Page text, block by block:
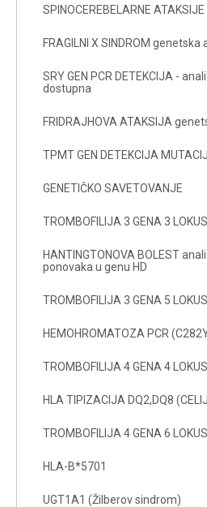
SPINOCEREBELARNE
FRAGILNI X SINDROM genetska
SRY GEN PCR DETEKCIJA -
dostupna
FRIDRAJHOVA ATAKSIJA
TPMT GEN DETEKCIJA
GENETIČKO SAVETOVANJE
TROMBOFILIJA 3 GENA 3
HANTINGTONOVA BOLEST
ponovaka u genu HD
TROMBOFILIJA 3 GENA 5
HEMOHROMATOZA PCR
TROMBOFILIJA 4 GENA 4
HLA TIPIZACIJA DQ2,DQ8
TROMBOFILIJA 4 GENA 6
HLA-B*5701
UGT1A1 (Žilberov sindrom)